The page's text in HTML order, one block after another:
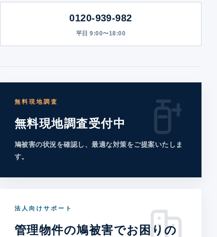
0120-939-982
平日 9:00〜18:00
無料現地調査
無料現地調査受付中
鳩被害の状況を確認し、最適な対策をご提案いたしま
す。
法人向けサポート
管理物件の鳩被害でお困りの